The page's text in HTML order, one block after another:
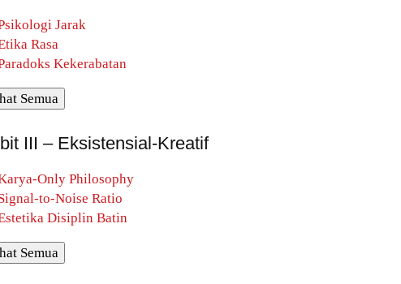
Jarak
Rasa
Kekerabatan
Semua
III – Eksistensial-Kreatif
Only Philosophy
to-Noise Ratio
Disiplin Batin
Semua